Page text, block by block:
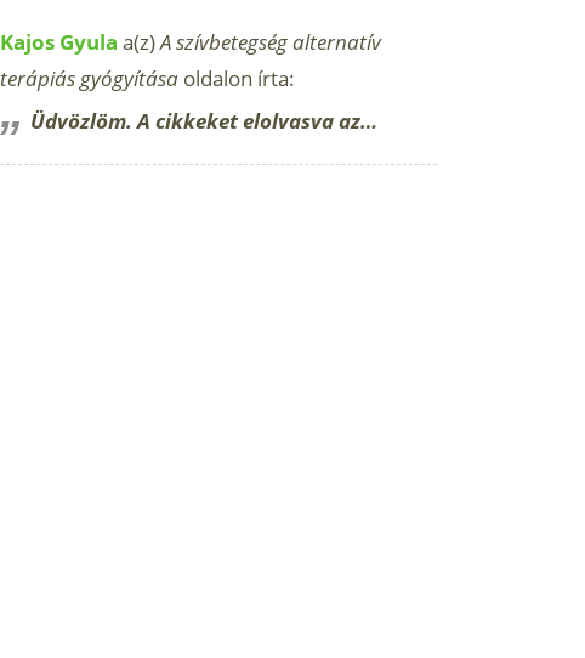
Kajos Gyula a(z)A szívbetegség alternatív
terápiás gyógyítása oldalon írta:
Üdvözlöm. A cikkeket elolvasva az…